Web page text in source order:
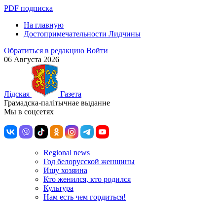
PDF подписка
На главную
Достопримечательности Лидчины
Обратиться в редакцию Войти
06 Августа 2026
Лiдская
Газета
Грамадска-палiтычнае выданне
Мы в соцсетях
Regional news
Год белорусской женщины
Ищу хозяина
Кто женился, кто родился
Культура
Нам есть чем гордиться!